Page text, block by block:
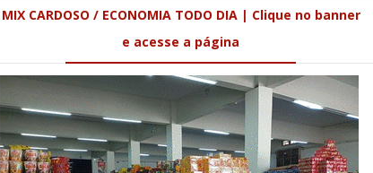
MIX CARDOSO / ECONOMIA TODO DIA | Clique no banner
e acesse a página